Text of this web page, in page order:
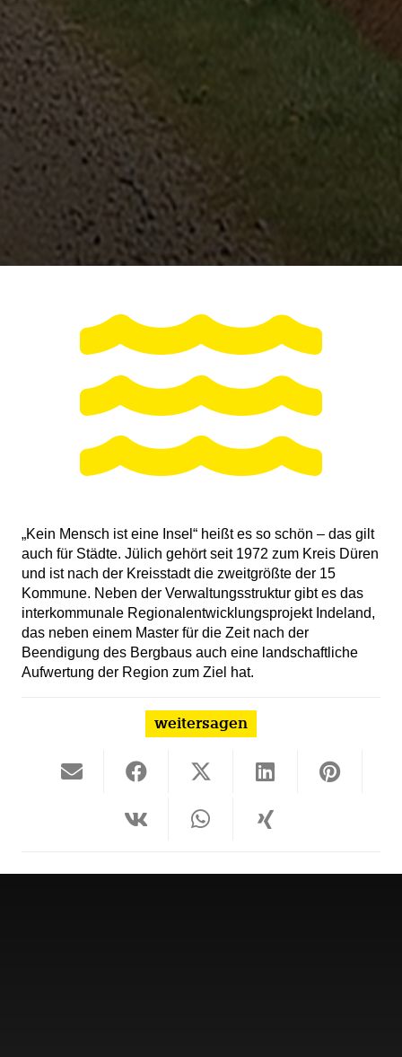
„Kein Mensch ist eine Insel“ heißt es so schön – das gilt
auch für Städte. Jülich gehört seit 1972 zum Kreis Düren
und ist nach der Kreisstadt die zweitgrößte der 15
Kommune. Neben der Verwaltungsstruktur gibt es das
interkommunale Regionalentwicklungsprojekt Indeland,
das neben einem Master für die Zeit nach der
Beendigung des Bergbaus auch eine landschaftliche
Aufwertung der Region zum Ziel hat.
weitersagen